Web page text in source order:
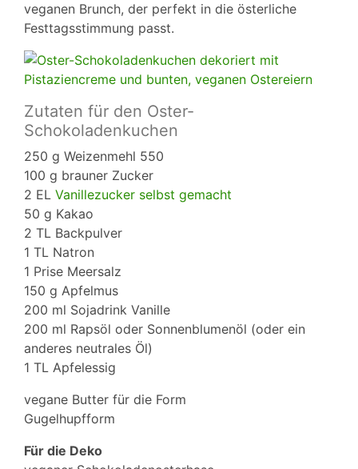
veganen Brunch, der perfekt in die österliche
Festtagsstimmung passt.
Zutaten für den Oster-
Schokoladenkuchen
250 g Weizenmehl 550
100 g brauner Zucker
2 EL Vanillezucker selbst gemacht
50 g Kakao
2 TL Backpulver
1 TL Natron
1 Prise Meersalz
150 g Apfelmus
200 ml Sojadrink Vanille
200 ml Rapsöl oder Sonnenblumenöl (oder ein
anderes neutrales Öl)
1 TL Apfelessig
vegane Butter für die Form
Gugelhupfform
Für die Deko